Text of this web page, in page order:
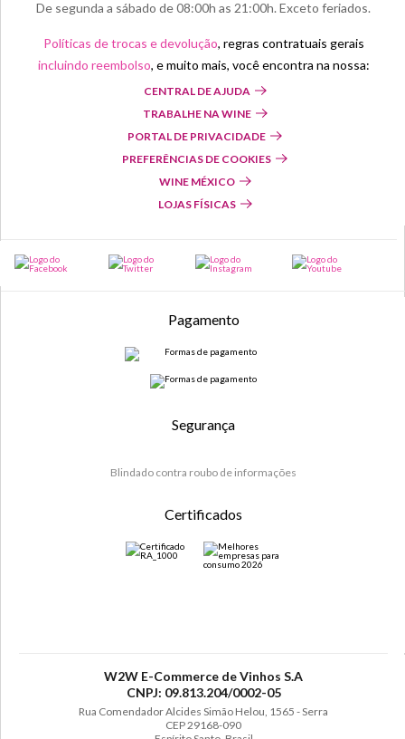
De segunda a sábado de 08:00h as 21:00h. Exceto feriados.
Políticas de trocas e devolução, regras contratuais gerais
incluindo reembolso, e muito mais, você encontra na nossa:
CENTRAL DE AJUDA
TRABALHE NA WINE
PORTAL DE PRIVACIDADE
PREFERÊNCIAS DE COOKIES
WINE MÉXICO
LOJAS FÍSICAS
Pagamento
Segurança
Blindado contra roubo de informações
Certificados
W2W E-Commerce de Vinhos S.A
CNPJ: 09.813.204/0002-05
Rua Comendador Alcides Simão Helou, 1565 - Serra
CEP 29168-090